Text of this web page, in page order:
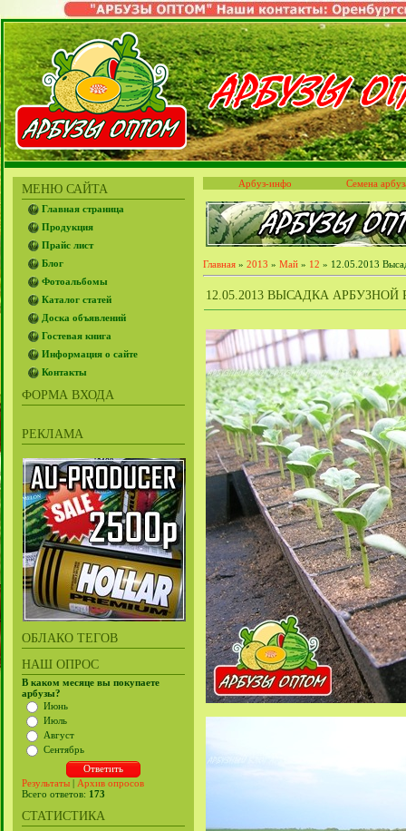
МЕНЮ САЙТА
Главная страница
Продукция
Прайс лист
Блог
Фотоальбомы
Каталог статей
Доска объявлений
Гостевая книга
Информация о сайте
Контакты
ФОРМА ВХОДА
РЕКЛАМА
ОБЛАКО ТЕГОВ
НАШ ОПРОС
В каком месяце вы покупаете
арбузы?
Июнь
Июль
Август
Сентябрь
Результаты | Архив опросов
Всего ответов: 173
СТАТИСТИКА
Арбуз-инфо Семена
Главная » 2013 » Май » 12 » 12.05.2013
12.05.2013 ВЫСАДКА